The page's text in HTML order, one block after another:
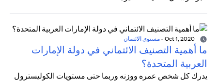
- مستوى الائتمان
ما أهمية التصنيف الائتماني في دولة الإمارات
العربية المتحدة؟
يدرك كل شخص عمره ووزنه وربما حتى مستويات الكوليسترول